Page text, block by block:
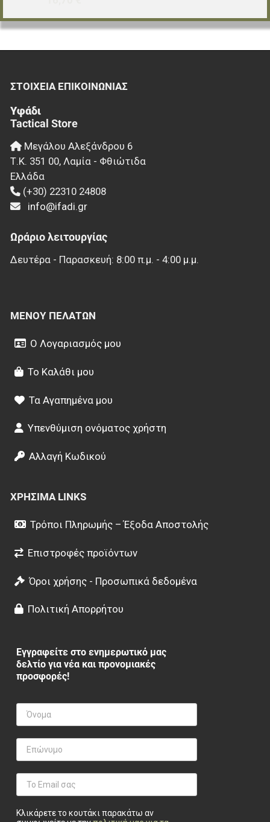
ΣΤΟΙΧΕΊΑ EΠΙΚΟΙΝΩΝΊΑΣ
Υφάδι
Tactical Store
Μεγάλου Αλεξάνδρου 6
Τ.Κ. 351 00, Λαμία - Φθιώτιδα
Ελλάδα
(+30) 22310 24808
info@ifadi.gr
Ωράριο λειτουργίας
Δευτέρα - Παρασκευή: 8:00 π.μ. - 4:00 μ.μ.
ΜΕΝΟΎ ΠΕΛΑΤΏΝ
Ο Λογαριασμός μου
Το Καλάθι μου
Τα Αγαπημένα μου
Υπενθύμιση ονόματος χρήστη
Αλλαγή Κωδικού
ΧΡΉΣΙΜΑ LINKS
Τρόποι Πληρωμής – Έξοδα Αποστολής
Επιστροφές προϊόντων
Όροι χρήσης - Προσωπικά δεδομένα
Πολιτική Απορρήτου
Εγγραφείτε στο ενημερωτικό μας
δελτίο για νέα και προνομιακές
προσφορές!
Κλικάρετε το κουτάκι παρακάτω αν